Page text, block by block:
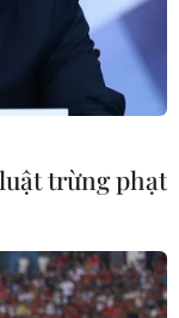
trừng phạt